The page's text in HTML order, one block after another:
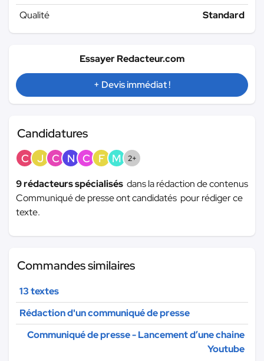
Qualité
Standard
Essayer Redacteur.com
+ Devis immédiat !
Candidatures
C J C N C F M 2+
9 rédacteurs spécialisés dans la rédaction de contenus
Communiqué de presse ont candidatés pour rédiger ce
texte.
Commandes similaires
13 textes
Rédaction d'un communiqué de presse
Communiqué de presse - Lancement d’une chaine
Youtube